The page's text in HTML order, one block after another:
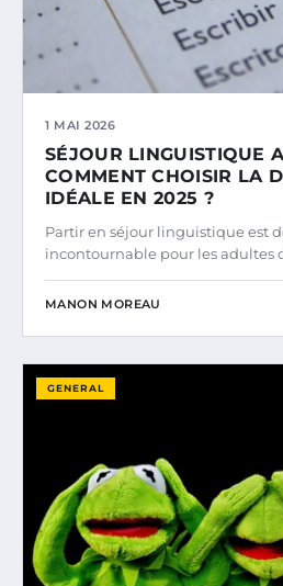
1 MAI 2026
SÉJOUR LINGUISTIQUE
COMMENT CHOISIR LA
IDÉALE EN 2025 ?
Partir en séjour linguistique est
incontournable pour les adultes
MANON MOREAU
GENERAL